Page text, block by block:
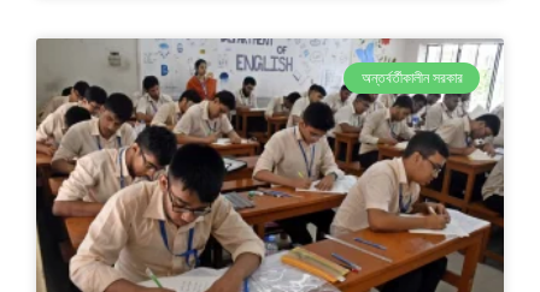
অন্তর্বর্তীকালীন সরকার